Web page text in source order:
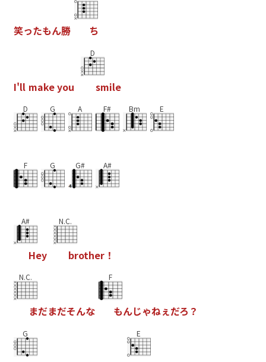
笑ったもん勝 ち
I'll makeyou
D
smile
D G A F# Bm E
F G G# A#
A#
Hey
N.C.
brother！
N.C.
まだまだそんな
F
もんじゃねぇだろ ？
G E